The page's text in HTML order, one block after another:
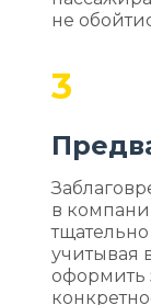
не
3
в
учитывая
оформить